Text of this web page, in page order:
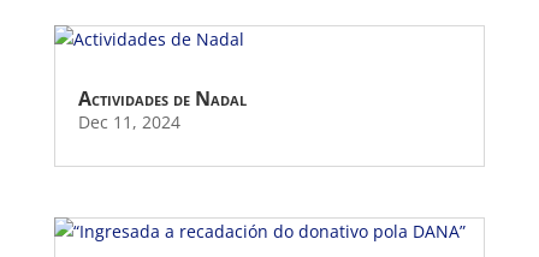
Actividades de Nadal
Dec 11, 2024